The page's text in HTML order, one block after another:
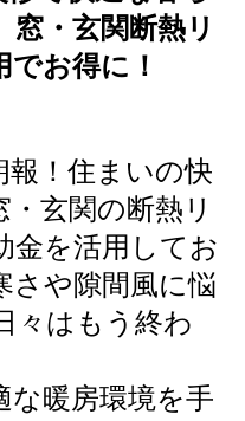
・玄関断熱リ
お得に！
報！住まいの快
玄関の断熱リ
金を活用してお
さや隙間風に悩
々はもう終わ
な暖房環境を手